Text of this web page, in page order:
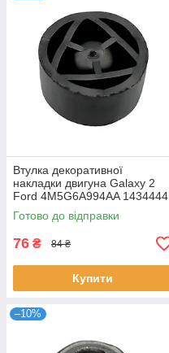
Втулка декоративної
накладки двигуна Galaxy 2
Ford 4M5G6A994AA 1434444
4M5G-6A994-AA
Готово до відправки
76 ₴ 84 ₴
Купити
–10%